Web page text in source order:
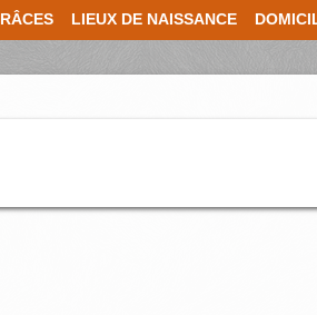
LIEUX DE NAISSANCE